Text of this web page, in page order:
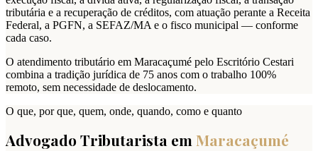
tributária e a recuperação de créditos, com atuação perante a Receita
Federal, a PGFN, a SEFAZ/MA e o fisco municipal — conforme
cada caso.
O atendimento tributário em Maracaçumé pelo Escritório Cestari
combina a tradição jurídica de 75 anos com o trabalho 100%
remoto, sem necessidade de deslocamento.
O que, por que, quem, onde, quando, como e quanto
Advogado Tributarista em Maracaçumé